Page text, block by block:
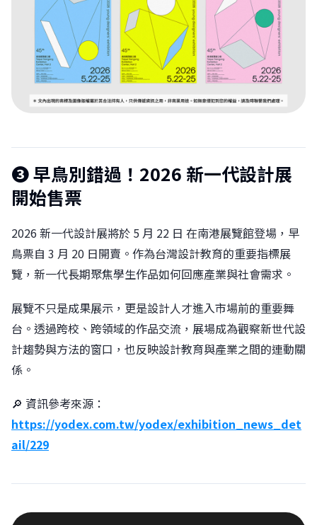
❸ 早鳥別錯過！2026 新一代設計展
開始售票
2026 新一代設計展將於 5 月 22 日 在南港展覽館登場，早
鳥票自 3 月 20 日開賣。作為台灣設計教育的重要指標展
覽，新一代長期聚焦學生作品如何回應產業與社會需求。
展覽不只是成果展示，更是設計人才進入市場前的重要舞
台。透過跨校、跨領域的作品交流，展場成為觀察新世代設
計趨勢與方法的窗口，也反映設計教育與產業之間的連動關
係。
🔎 資訊參考來源：
https://yodex.com.tw/yodex/exhibition_news_det
ail/229